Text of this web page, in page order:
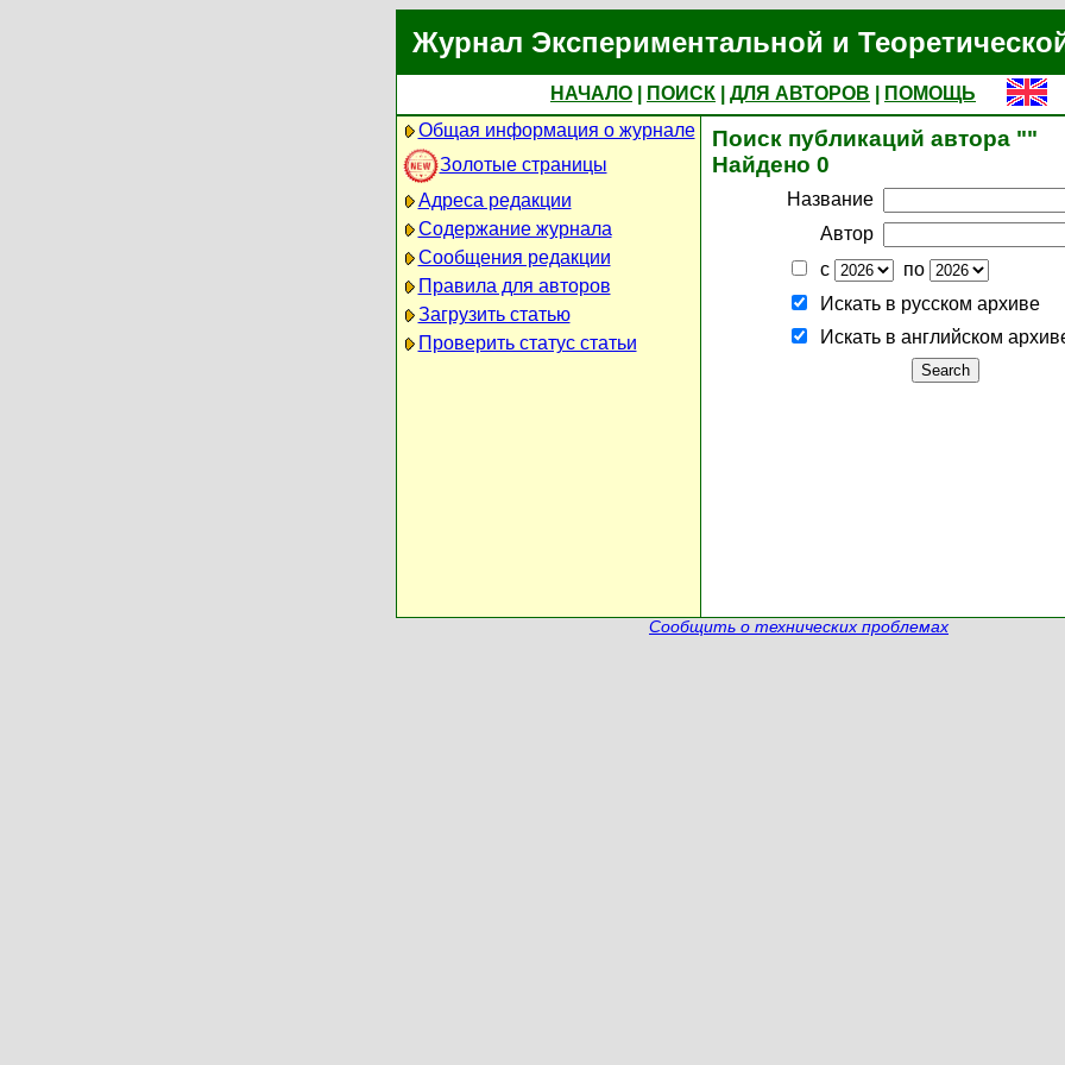
Журнал Экспериментальной и
НАЧАЛО ПОИСК ДЛЯ АВТОРОВ
ПОМОЩЬ
Общая информация о журнале
Золотые страницы
Адреса редакции
Содержание журнала
Сообщения редакции
Правила для авторов
Загрузить статью
Проверить статус статьи
Поиск публикаций автора ""
Найдено 0
Название
Автор
с
по
Искать в русском архиве
Искать в английском
Сообщить о технических проблемах